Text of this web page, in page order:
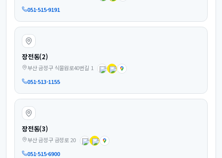
051-515-9191
장전동(2)
부산 금정구 식물원로40번길 1
051-513-1155
장전동(3)
부산 금정구 금정로 20
051-515-6900